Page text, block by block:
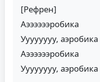
[Рефрен]
Аээээээробика
Уууууууу, аэробика
Аээээээробика
Уууууууу, аэробика